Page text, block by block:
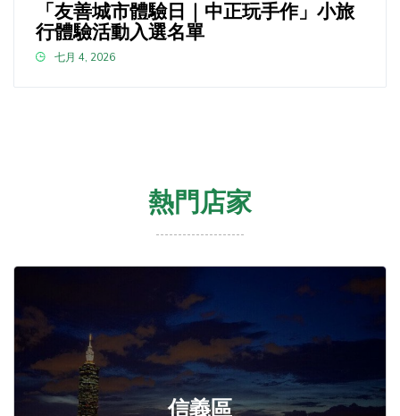
「友善城市體驗日｜中正玩手作」小旅
行體驗活動入選名單
七月 4, 2026
熱門店家
信義區